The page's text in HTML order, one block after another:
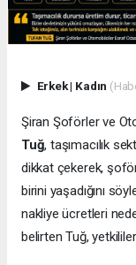
Erkek| Kadın
Şiran Şoförler ve
Tuğ, taşımacılık
dikkat çekerek,
birini yaşadığını
nakliye ücretleri
belirten Tuğ,